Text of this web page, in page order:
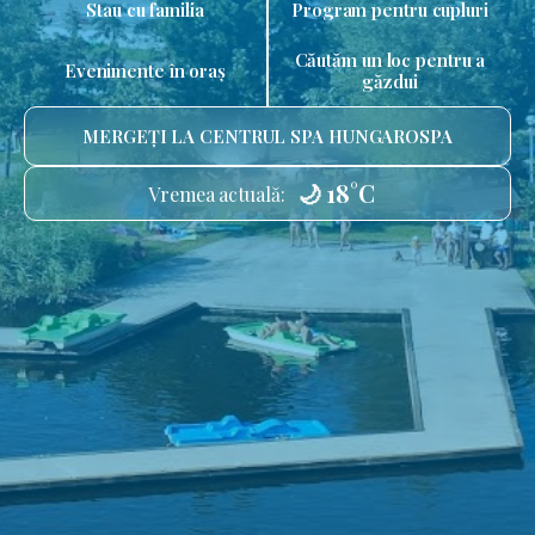
Stau cu familia Program pentru cupluri
Evenimente în oraș
Căutăm un loc pentru a
găzdui
MERGEȚI LA CENTRUL SPA HUNGAROSPA
Vremea actuală: 🌙 18°C